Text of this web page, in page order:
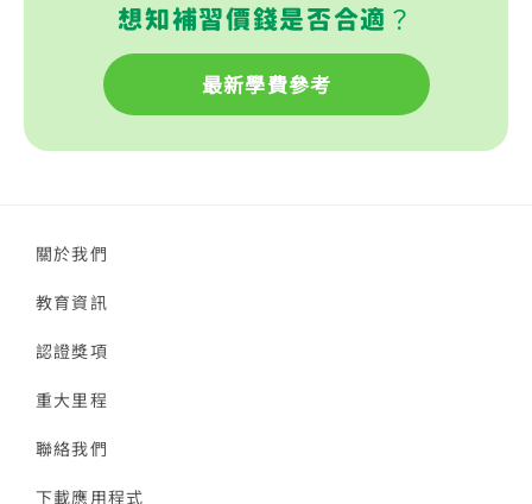
想知補習價錢是否合適？
最新學費參考
關於我們
教育資訊
認證獎項
重大里程
聯絡我們
下載應用程式